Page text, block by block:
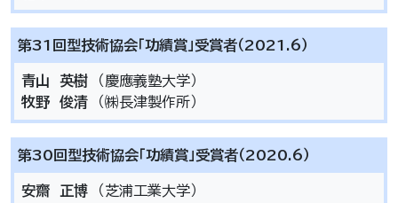
第31回型技術協会「功績賞」受賞者（2021.6）
青山 英樹 （慶應義塾大学）
牧野 俊清 （㈱長津製作所）
第30回型技術協会「功績賞」受賞者（2020.6）
安齋 正博 （芝浦工業大学）